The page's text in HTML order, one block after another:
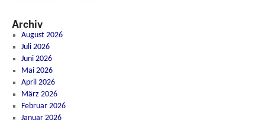
Archiv
August 2026
Juli 2026
Juni 2026
Mai 2026
April 2026
März 2026
Februar 2026
Januar 2026